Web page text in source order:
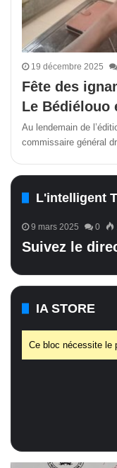
19 décembre 2025
Fête des
Le Bédiélouo
Au lendemain de
commissaire général
L'intelligent
9 mars 2025 0
Suivez le
IA STORE
Ce bloc nécessite le